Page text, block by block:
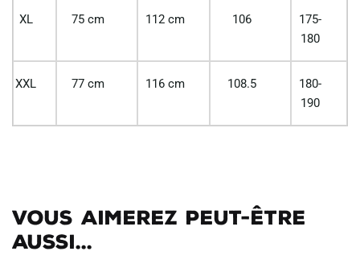
XL 75 cm 112 cm 106
175-
180
XXL 77 cm 116 cm 108.5
180-
190
Vous aimerez peut-être
aussi...